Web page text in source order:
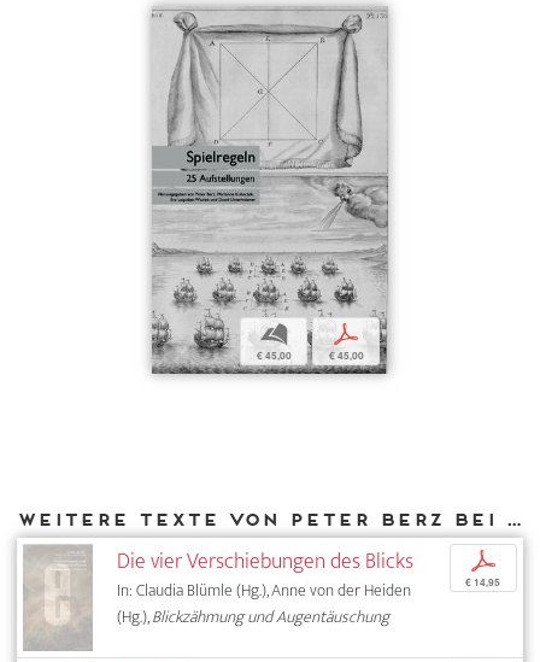
b
€ 45,00
p
€ 45,00
Weitere Texte von Peter Berz bei DIAPHANES
Die vier Verschiebungen des Blicks
In: Claudia Blümle (Hg.), Anne von der Heiden
(Hg.),Blickzähmung und Augentäuschung
p
€ 14,95